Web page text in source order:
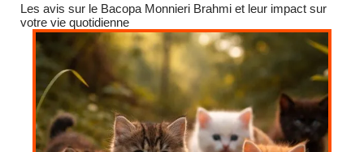
Les avis sur le Bacopa Monnieri Brahmi et leur impact sur
votre vie quotidienne